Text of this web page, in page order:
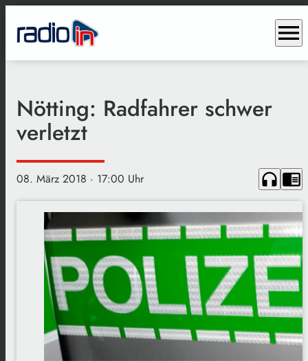
menu
Nötting: Radfahrer schwer
verletzt
08. März 2018 · 17:00 Uhr headphones chrome_reader_mode